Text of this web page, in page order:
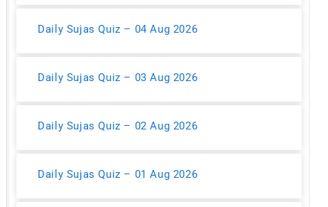
Daily Sujas Quiz – 04 Aug 2026
Daily Sujas Quiz – 03 Aug 2026
Daily Sujas Quiz – 02 Aug 2026
Daily Sujas Quiz – 01 Aug 2026